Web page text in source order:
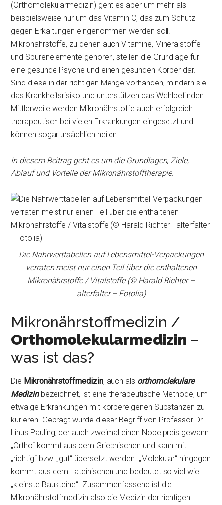
(Orthomolekularmedizin) geht es aber um mehr als
beispielsweise nur um das Vitamin C, das zum Schutz
gegen Erkältungen eingenommen werden soll.
Mikronährstoffe, zu denen auch Vitamine, Mineralstoffe
und Spurenelemente gehören, stellen die Grundlage für
eine gesunde Psyche und einen gesunden Körper dar.
Sind diese in der richtigen Menge vorhanden, mindern sie
das Krankheitsrisiko und unterstützen das Wohlbefinden.
Mittlerweile werden Mikronährstoffe auch erfolgreich
therapeutisch bei vielen Erkrankungen eingesetzt und
können sogar ursächlich heilen.
In diesem Beitrag geht es um die Grundlagen, Ziele,
Ablauf und Vorteile der Mikronährstofftherapie.
Die Nährwerttabellen auf Lebensmittel-Verpackungen
verraten meist nur einen Teil über die enthaltenen
Mikronährstoffe / Vitalstoffe (© Harald Richter –
alterfalter – Fotolia)
Mikronährstoffmedizin /
Orthomolekularmedizin –
was ist das?
Die Mikronährstoffmedizin, auch als orthomolekulare
Medizinbezeichnet, ist eine therapeutische Methode, um
etwaige Erkrankungen mit körpereigenen Substanzen zu
kurieren. Geprägt wurde dieser Begriff von Professor Dr.
Linus Pauling, der auch zweimal einen Nobelpreis gewann.
„Ortho“ kommt aus dem Griechischen und kann mit
„richtig“ bzw. „gut“ übersetzt werden. „Molekular“ hingegen
kommt aus dem Lateinischen und bedeutet so viel wie
„kleinste Bausteine“. Zusammenfassend ist die
Mikronährstoffmedizin also die Medizin der richtigen